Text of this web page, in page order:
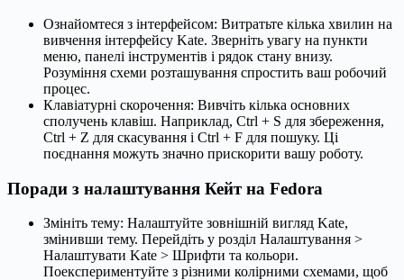
Ознайомтеся з інтерфейсом: Витратьте кілька хвилин на
вивчення інтерфейсу Kate. Зверніть увагу на пункти
меню, панелі інструментів і рядок стану внизу.
Розуміння схеми розташування спростить ваш робочий
процес.
Клавіатурні скорочення: Вивчіть кілька основних
сполучень клавіш. Наприклад, Ctrl + S для збереження,
Ctrl + Z для скасування і Ctrl + F для пошуку. Ці
поєднання можуть значно прискорити вашу роботу.
Поради з налаштування Кейт на Fedora
Змініть тему: Налаштуйте зовнішній вигляд Kate,
змінивши тему. Перейдіть у розділ Налаштування >
Налаштувати Kate > Шрифти та кольори.
Поекспериментуйте з різними колірними схемами, щоб